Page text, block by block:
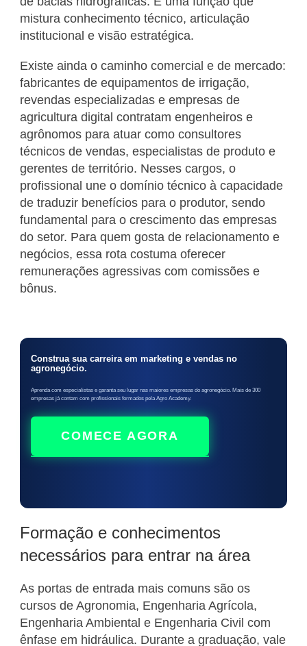
mistura conhecimento técnico, articulação
institucional e visão estratégica.
Existe ainda o caminho comercial e de mercado:
fabricantes de equipamentos de irrigação,
revendas especializadas e empresas de
agricultura digital contratam engenheiros e
agrônomos para atuar como consultores
técnicos de vendas, especialistas de produto e
gerentes de território. Nesses cargos, o
profissional une o domínio técnico à capacidade
de traduzir benefícios para o produtor, sendo
fundamental para o crescimento das empresas
do setor. Para quem gosta de relacionamento e
negócios, essa rota costuma oferecer
remunerações agressivas com comissões e
bônus.
Construa sua carreira em marketing e vendas no
agronegócio.
Aprenda com especialistas e garanta seu lugar nas maiores empresas do agronegócio. Mais de 300
empresas já contam com profissionais formados pela Agro Academy.
COMECE AGORA
Formação e conhecimentos
necessários para entrar na área
As portas de entrada mais comuns são os
cursos de Agronomia, Engenharia Agrícola,
Engenharia Ambiental e Engenharia Civil com
ênfase em hidráulica. Durante a graduação, vale